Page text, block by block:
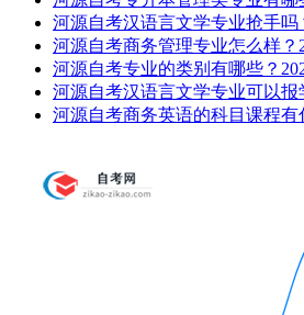
河源自考汉语言文学专业抢手吗
河源自考商务管理专业怎么样？
河源自考专业的类别有哪些？
河源自考汉语言文学专业可以报
河源自考商务英语的科目课程有